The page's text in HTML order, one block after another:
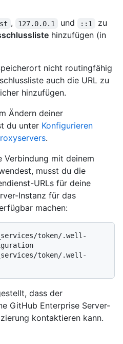
, 127.0.0.1 und ::1
zu
hinzufügen (in
nicht routingfähig
auch die URL zu
hinzufügen.
Ändern deiner
du unter Konfigurieren
.
Verbindung mit deinem
musst du die
URLs für deine
Instanz für das
machen:
_services/token/.well-
_services/token/.well-
dass der
GitHub Enterprise Server-
kontaktieren kann.